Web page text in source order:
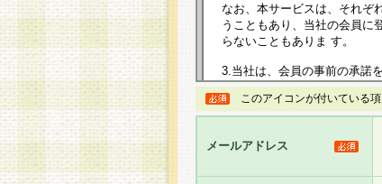
なお、本サービスは、それぞ
うこともあり、当社の会員に
らないこともありま す。
3.当社は、会員の事前の承諾
規約を任意に制定、変更また
は、本規約においては本サイ
して告知の案内を配信または
このアイコンが付いている
メールアドレス